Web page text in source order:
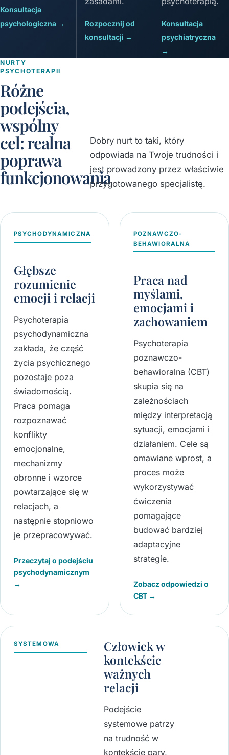
Konsultacja
psychologiczna →
Rozpocznij od
konsultacji →
Konsultacja
psychiatryczna
→
NURTY
PSYCHOTERAPII
Różne
podejścia,
wspólny
cel: realna
poprawa
funkcjonowania
Dobry nurt to taki, który
odpowiada na Twoje trudności i
jest prowadzony przez właściwie
przygotowanego specjalistę.
PSYCHODYNAMICZNA
Głębsze
rozumienie
emocji i relacji
Psychoterapia
psychodynamiczna
zakłada, że część
życia psychicznego
pozostaje poza
świadomością.
Praca pomaga
rozpoznawać
konflikty
emocjonalne,
mechanizmy
obronne i wzorce
powtarzające się w
relacjach, a
następnie stopniowo
je przepracowywać.
Przeczytaj o podejściu
psychodynamicznym
→
POZNAWCZO-
BEHAWIORALNA
Praca nad
myślami,
emocjami i
zachowaniem
Psychoterapia
poznawczo-
behawioralna (CBT)
skupia się na
zależnościach
między interpretacją
sytuacji, emocjami i
działaniem. Cele są
omawiane wprost, a
proces może
wykorzystywać
ćwiczenia
pomagające
budować bardziej
adaptacyjne
strategie.
Zobacz odpowiedzi o
CBT →
SYSTEMOWA
Człowiek w
kontekście
ważnych
relacji
Podejście
systemowe patrzy
na trudność w
kontekście pary,